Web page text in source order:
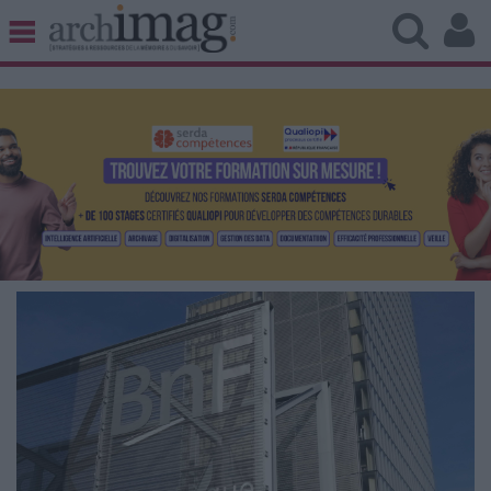
BIBLIOTHÈQUE ÉDITION
UNIVERS DATA
TRAVAIL COLLABORATIF
VIE NUMÉRIQUE
NUMÉRIQUE RESPONSABLE
LES DOSSIERS
LES NEWSLETTERS